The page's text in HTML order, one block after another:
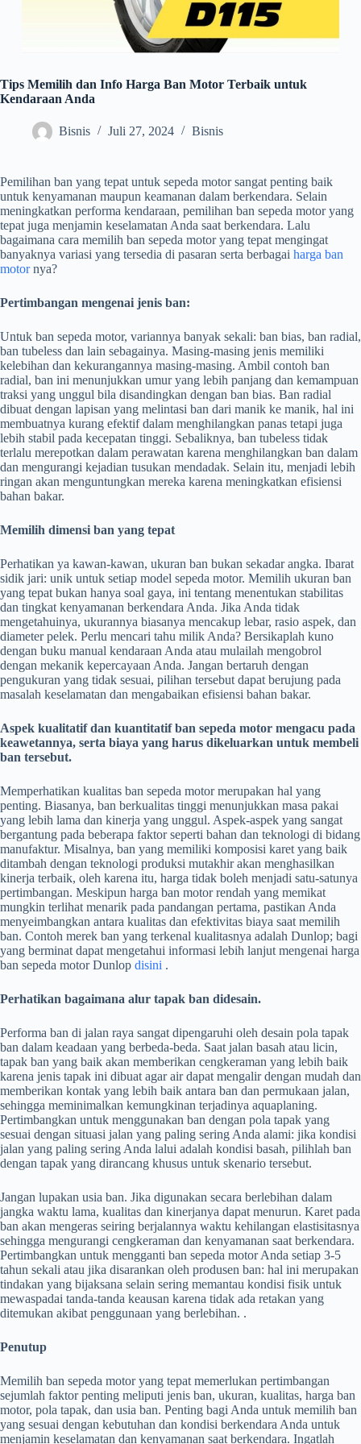
Tips Memilih dan Info Harga Ban Motor Terbaik untuk
Kendaraan Anda
Bisnis Juli 27, 2024 Bisnis
Pemilihan ban yang tepat untuk sepeda motor sangat penting baik
untuk kenyamanan maupun keamanan dalam berkendara. Selain
meningkatkan performa kendaraan, pemilihan ban sepeda motor yang
tepat juga menjamin keselamatan Anda saat berkendara. Lalu
bagaimana cara memilih ban sepeda motor yang tepat mengingat
banyaknya variasi yang tersedia di pasaran serta berbagai harga ban
motornya?
Pertimbangan mengenai jenis ban:
Untuk ban sepeda motor, variannya banyak sekali: ban bias, ban radial,
ban tubeless dan lain sebagainya. Masing-masing jenis memiliki
kelebihan dan kekurangannya masing-masing. Ambil contoh ban
radial, ban ini menunjukkan umur yang lebih panjang dan kemampuan
traksi yang unggul bila disandingkan dengan ban bias. Ban radial
dibuat dengan lapisan yang melintasi ban dari manik ke manik, hal ini
membuatnya kurang efektif dalam menghilangkan panas tetapi juga
lebih stabil pada kecepatan tinggi. Sebaliknya, ban tubeless tidak
terlalu merepotkan dalam perawatan karena menghilangkan ban dalam
dan mengurangi kejadian tusukan mendadak. Selain itu, menjadi lebih
ringan akan menguntungkan mereka karena meningkatkan efisiensi
bahan bakar.
Memilih dimensi ban yang tepat
Perhatikan ya kawan-kawan, ukuran ban bukan sekadar angka. Ibarat
sidik jari: unik untuk setiap model sepeda motor. Memilih ukuran ban
yang tepat bukan hanya soal gaya, ini tentang menentukan stabilitas
dan tingkat kenyamanan berkendara Anda. Jika Anda tidak
mengetahuinya, ukurannya biasanya mencakup lebar, rasio aspek, dan
diameter pelek. Perlu mencari tahu milik Anda? Bersikaplah kuno
dengan buku manual kendaraan Anda atau mulailah mengobrol
dengan mekanik kepercayaan Anda. Jangan bertaruh dengan
pengukuran yang tidak sesuai, pilihan tersebut dapat berujung pada
masalah keselamatan dan mengabaikan efisiensi bahan bakar.
Aspek kualitatif dan kuantitatif ban sepeda motor mengacu pada
keawetannya, serta biaya yang harus dikeluarkan untuk membeli
ban tersebut.
Memperhatikan kualitas ban sepeda motor merupakan hal yang
penting. Biasanya, ban berkualitas tinggi menunjukkan masa pakai
yang lebih lama dan kinerja yang unggul. Aspek-aspek yang sangat
bergantung pada beberapa faktor seperti bahan dan teknologi di bidang
manufaktur. Misalnya, ban yang memiliki komposisi karet yang baik
ditambah dengan teknologi produksi mutakhir akan menghasilkan
kinerja terbaik, oleh karena itu, harga tidak boleh menjadi satu-satunya
pertimbangan. Meskipun harga ban motor rendah yang memikat
mungkin terlihat menarik pada pandangan pertama, pastikan Anda
menyeimbangkan antara kualitas dan efektivitas biaya saat memilih
ban. Contoh merek ban yang terkenal kualitasnya adalah Dunlop; bagi
yang berminat dapat mengetahui informasi lebih lanjut mengenai harga
ban sepeda motor Dunlop disini .
Perhatikan bagaimana alur tapak ban didesain.
Performa ban di jalan raya sangat dipengaruhi oleh desain pola tapak
ban dalam keadaan yang berbeda-beda. Saat jalan basah atau licin,
tapak ban yang baik akan memberikan cengkeraman yang lebih baik
karena jenis tapak ini dibuat agar air dapat mengalir dengan mudah dan
memberikan kontak yang lebih baik antara ban dan permukaan jalan,
sehingga meminimalkan kemungkinan terjadinya aquaplaning.
Pertimbangkan untuk menggunakan ban dengan pola tapak yang
sesuai dengan situasi jalan yang paling sering Anda alami: jika kondisi
jalan yang paling sering Anda lalui adalah kondisi basah, pilihlah ban
dengan tapak yang dirancang khusus untuk skenario tersebut.
Jangan lupakan usia ban. Jika digunakan secara berlebihan dalam
jangka waktu lama, kualitas dan kinerjanya dapat menurun. Karet pada
ban akan mengeras seiring berjalannya waktu kehilangan elastisitasnya
sehingga mengurangi cengkeraman dan kenyamanan saat berkendara.
Pertimbangkan untuk mengganti ban sepeda motor Anda setiap 3-5
tahun sekali atau jika disarankan oleh produsen ban: hal ini merupakan
tindakan yang bijaksana selain sering memantau kondisi fisik untuk
mewaspadai tanda-tanda keausan karena tidak ada retakan yang
ditemukan akibat penggunaan yang berlebihan. .
Penutup
Memilih ban sepeda motor yang tepat memerlukan pertimbangan
sejumlah faktor penting meliputi jenis ban, ukuran, kualitas, harga ban
motor, pola tapak, dan usia ban. Penting bagi Anda untuk memilih ban
yang sesuai dengan kebutuhan dan kondisi berkendara Anda untuk
menjamin keselamatan dan kenyamanan saat berkendara. Ingatlah